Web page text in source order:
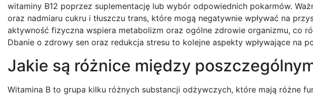
witaminy B12 poprzez suplementację lub wybór odpowiednich pokarmów.
oraz nadmiaru cukru i tłuszczu trans, które mogą negatywnie wpływać na
aktywność fizyczna wspiera metabolizm oraz ogólne zdrowie organizmu, co
Dbanie o zdrowy sen oraz redukcja stresu to kolejne aspekty wpływające na
Jakie są różnice między
Witamina B to grupa kilku różnych substancji odżywczych, które mają różne